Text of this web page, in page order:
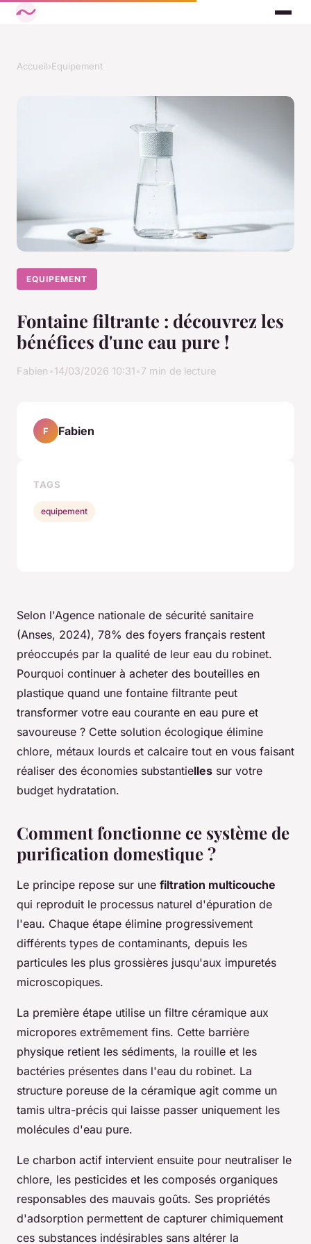
Accueil›Equipement
EQUIPEMENT
Fontaine filtrante : découvrez les
bénéfices d'une eau pure !
Fabien 14/03/2026 10:31 7 min de lecture
Selon l'Agence nationale de sécurité sanitaire
(Anses, 2024), 78% des foyers français restent
préoccupés par la qualité de leur eau du robinet.
Pourquoi continuer à acheter des bouteilles en
plastique quand une fontaine filtrante peut
transformer votre eau courante en eau pure et
savoureuse ? Cette solution écologique élimine
chlore, métaux lourds et calcaire tout en vous faisant
réaliser des économies substantielles sur votre
budget hydratation.
Comment fonctionne ce système de
purification domestique ?
Le principe repose sur une filtration multicouche
qui reproduit le processus naturel d'épuration de
l'eau. Chaque étape élimine progressivement
différents types de contaminants, depuis les
particules les plus grossières jusqu'aux impuretés
microscopiques.
La première étape utilise un filtre céramique aux
micropores extrêmement fins. Cette barrière
physique retient les sédiments, la rouille et les
bactéries présentes dans l'eau du robinet. La
structure poreuse de la céramique agit comme un
tamis ultra-précis qui laisse passer uniquement les
molécules d'eau pure.
Le charbon actif intervient ensuite pour neutraliser le
chlore, les pesticides et les composés organiques
responsables des mauvais goûts. Ses propriétés
d'adsorption permettent de capturer chimiquement
ces substances indésirables sans altérer la
F Fabien
TAGS
equipement